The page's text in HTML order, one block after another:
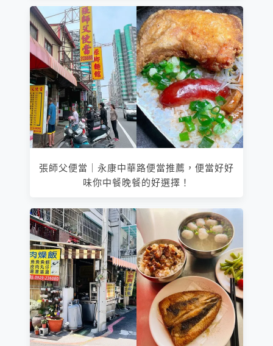
張師父便當｜永康中華路便當推薦，便當好好
味你中餐晚餐的好選擇！